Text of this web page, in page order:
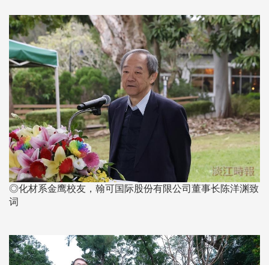
◎化材系金鹰校友，翰可国际股份有限公司董事长陈洋渊致
词